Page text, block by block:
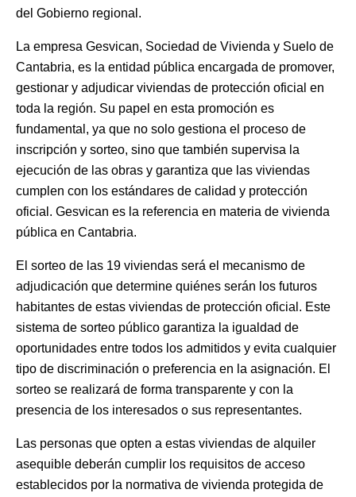
del Gobierno regional.
La empresa Gesvican, Sociedad de Vivienda y Suelo de
Cantabria, es la entidad pública encargada de promover,
gestionar y adjudicar viviendas de protección oficial en
toda la región. Su papel en esta promoción es
fundamental, ya que no solo gestiona el proceso de
inscripción y sorteo, sino que también supervisa la
ejecución de las obras y garantiza que las viviendas
cumplen con los estándares de calidad y protección
oficial. Gesvican es la referencia en materia de vivienda
pública en Cantabria.
El sorteo de las 19 viviendas será el mecanismo de
adjudicación que determine quiénes serán los futuros
habitantes de estas viviendas de protección oficial. Este
sistema de sorteo público garantiza la igualdad de
oportunidades entre todos los admitidos y evita cualquier
tipo de discriminación o preferencia en la asignación. El
sorteo se realizará de forma transparente y con la
presencia de los interesados o sus representantes.
Las personas que opten a estas viviendas de alquiler
asequible deberán cumplir los requisitos de acceso
establecidos por la normativa de vivienda protegida de